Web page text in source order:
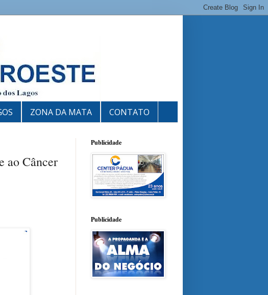
ZONA DA MATA CONTATO
ao Câncer
Publicidade
Publicidade